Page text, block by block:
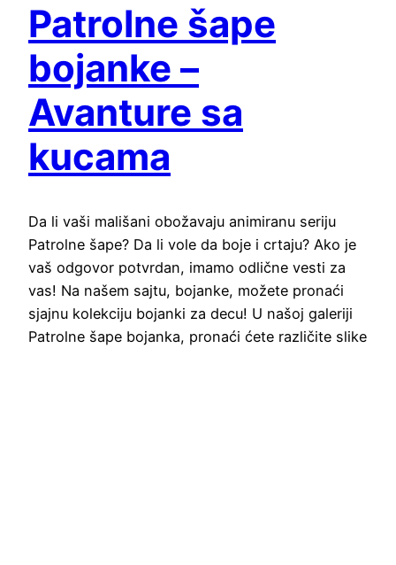
Patrolne šape
bojanke –
Avanture sa
kucama
Da li vaši mališani obožavaju animiranu seriju
Patrolne šape? Da li vole da boje i crtaju? Ako je
vaš odgovor potvrdan, imamo odlične vesti za
vas! Na našem sajtu, bojanke, možete pronaći
sjajnu kolekciju bojanki za decu! U našoj galeriji
Patrolne šape bojanka, pronaći ćete različite slike